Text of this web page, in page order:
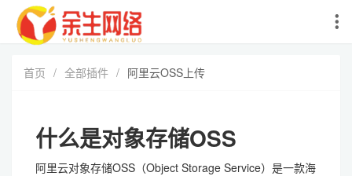
首页 / 全部插件 / 阿里云OSS上传
什么是对象存储OSS
阿里云对象存储OSS（Object Storage Service）是一款海